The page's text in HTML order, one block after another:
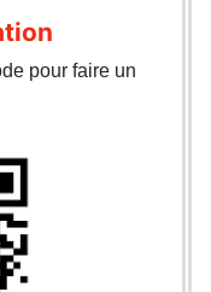
pour faire un